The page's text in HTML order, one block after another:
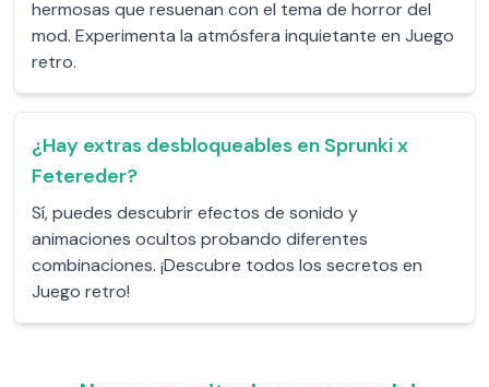
hermosas que resuenan con el tema de horror del
mod. Experimenta la atmósfera inquietante en Juego
retro.
¿Hay extras desbloqueables en Sprunki x
Fetereder?
Sí, puedes descubrir efectos de sonido y
animaciones ocultos probando diferentes
combinaciones. ¡Descubre todos los secretos en
Juego retro!